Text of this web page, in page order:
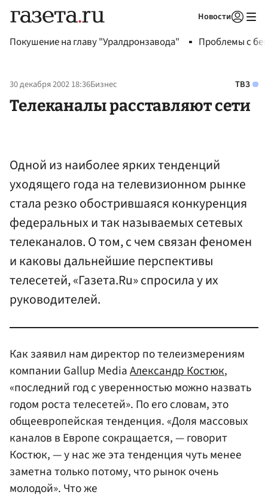
Новости
Покушение на главу "Уралдронзавода" Проблемы с
30 декабря 2002 18:36Бизнес ТВЗ
Телеканалы расставляют сети
Одной из наиболее ярких тенденций
уходящего года на телевизионном рынке
стала резко обострившаяся конкуренция
федеральных и так называемых сетевых
телеканалов. О том, с чем связан феномен
и каковы дальнейшие перспективы
телесетей, «Газета.Ru» спросила у их
руководителей.
Как заявил нам директор по телеизмерениям
компании Gallup MediaАлександр Костюк,
«последний год с уверенностью можно назвать
годом роста телесетей». По его словам, это
общеевропейская тенденция. «Доля массовых
каналов в Европе сокращается, — говорит
Костюк, — у нас же эта тенденция чуть менее
заметна только потому, что рынок очень
молодой». Что же